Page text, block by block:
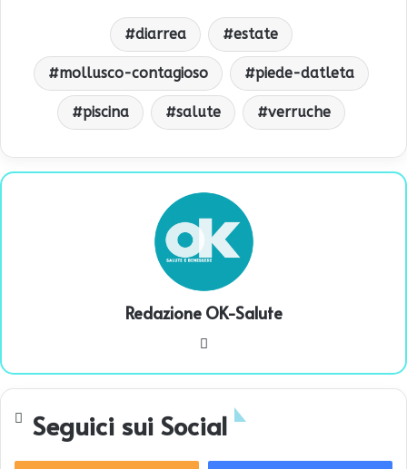
diarrea estate
mollusco-contagioso piede-datleta
piscina salute verruche
Redazione OK-Salute
te
Seguici sui Social